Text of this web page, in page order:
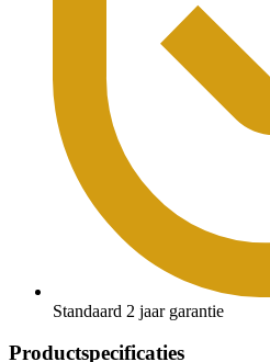
Standaard 2 jaar garantie
Productspecificaties